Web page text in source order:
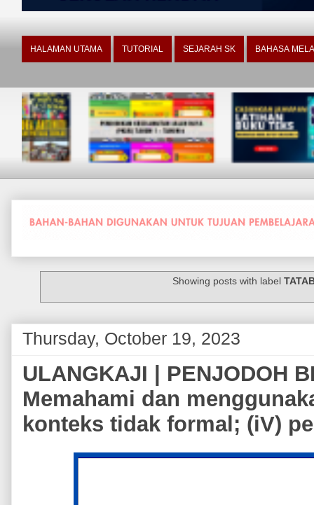
HALAMAN UTAMA TUTORIAL SEJARAH SK BAHASA
Showing posts with label
Thursday, October 19, 2023
ULANGKAJI | PENJODOH
Memahami dan
konteks tidak formal; (iV)